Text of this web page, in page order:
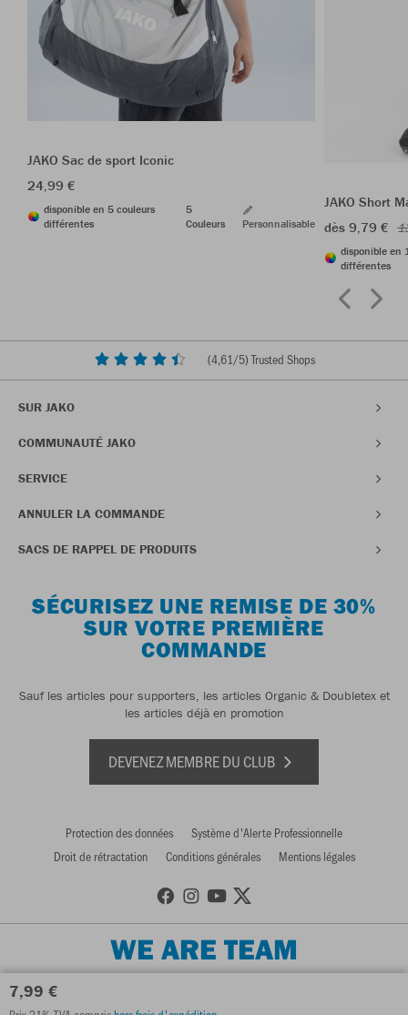
7,99 €
JAKO Sac de sport Iconic
24,99 €
disponible en 5 couleurs
différentes
5
Couleurs
Personnalisable
JAKO Short
dès 9,79 €
disponible en
différentes
(4,61/5) Trusted Shops
SUR JAKO
COMMUNAUTÉ JAKO
SERVICE
ANNULER LA COMMANDE
SACS DE RAPPEL DE PRODUITS
SÉCURISEZ UNE REMISE DE 30%
SUR VOTRE PREMIÈRE
COMMANDE
Sauf les articles pour supporters, les articles Organic & Doubletex et
les articles déjà en promotion
DEVENEZ MEMBRE DU CLUB
Protection des données
Système d'Alerte Professionnelle
Droit de rétractation
Conditions générales Mentions légales
WE ARE TEAM